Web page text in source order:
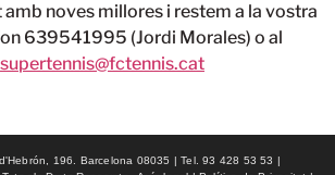
noves millores i restem a la vostra
639541995 (Jordi Morales) o al
supertennis@fctennis.cat
196. Barcelona 08035 | Tel. 93 428 53 53 |